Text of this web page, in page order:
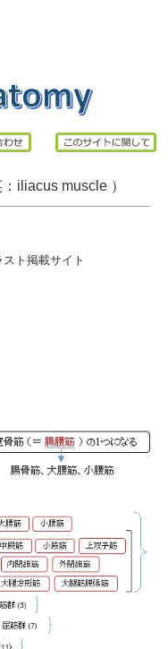
iliacus muscle ）
スト掲載サイ ト